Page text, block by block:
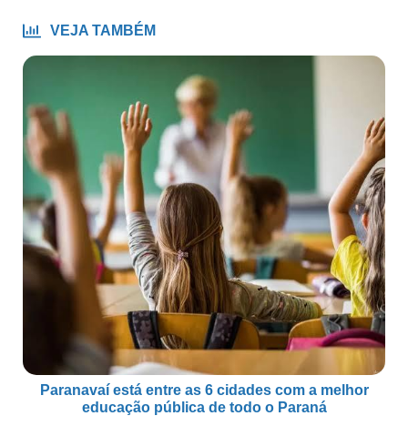
VEJA TAMBÉM
Paranavaí está entre as 6 cidades com a melhor
educação pública de todo o Paraná